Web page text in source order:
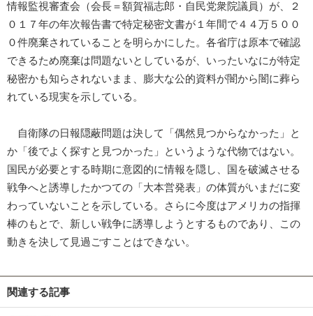
情報監視審査会（会長＝額賀福志郎・自民党衆院議員）が、２
０１７年の年次報告書で特定秘密文書が１年間で４４万５００
０件廃棄されていることを明らかにした。各省庁は原本で確認
できるため廃棄は問題ないとしているが、いったいなにが特定
秘密かも知らされないまま、膨大な公的資料が闇から闇に葬ら
れている現実を示している。
自衛隊の日報隠蔽問題は決して「偶然見つからなかった」と
か「後でよく探すと見つかった」というような代物ではない。
国民が必要とする時期に意図的に情報を隠し、国を破滅させる
戦争へと誘導したかつての「大本営発表」の体質がいまだに変
わっていないことを示している。さらに今度はアメリカの指揮
棒のもとで、新しい戦争に誘導しようとするものであり、この
動きを決して見過ごすことはできない。
関連する記事